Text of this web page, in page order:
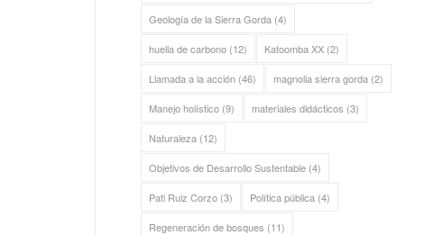
Geología de la Sierra Gorda (4)
huella de carbono (12) Katoomba XX (2)
Llamada a la acción (46) magnolia sierra gorda (2)
Manejo holístico (9) materiales didácticos (3)
Naturaleza (12)
Objetivos de Desarrollo Sustentable (4)
Pati Ruiz Corzo (3) Política pública (4)
Regeneración de bosques (11)